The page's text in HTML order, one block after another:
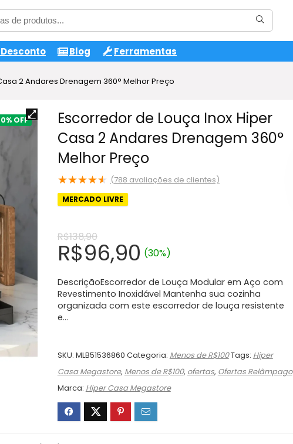
Blog Ferramentas
2 Andares Drenagem 360° Melhor Preço
Escorredor de Louça Inox Hiper
Casa 2 Andares Drenagem 360°
Melhor Preço
★★★★★ (788 avaliações de clientes)
MERCADO LIVRE
R$138,90
O
preço
original
era:
R$138,90.
R$96,90O
atual
é:
R$96,90.
(30%)
DescriçãoEscorredor de Louça Modular em Aço com
Revestimento Inoxidável Mantenha sua cozinha
organizada com este escorredor de louça resistente
e…
SKU: MLB51536860 Categoria: Menos de R$100Tags: Hiper
Casa Megastore, Menos de R$100, ofertas, Ofertas Relâmpago
Marca: Hiper Casa Megastore